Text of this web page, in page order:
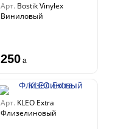
Арт. Bostik Vinylex
Виниловый
250 a
Арт. KLEO Extra
Флизелиновый